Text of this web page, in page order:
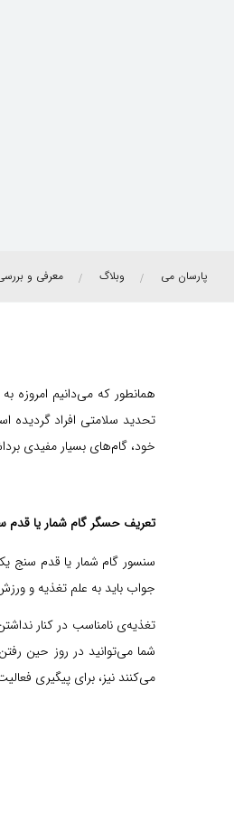
پارسان می وبلاگ معرفی و
همانطور که می‌دانیم امروزه
تحدید سلامتی افراد گردیده
خود، گام‌های بسیار مفیدی
تعریف حسگر گام شمار یا قدم
سنسور گام شمار یا قدم سنج
جواب باید به علم تغذیه و
تغذیه‌ی نامناسب در کنار
شما می‌توانید در روز حین
می‌کنند نیز، برای پیگیری